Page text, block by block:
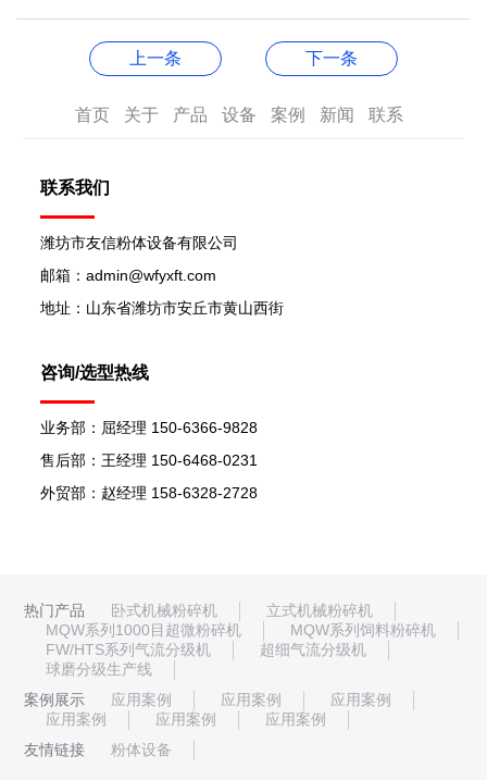
上一条 下一条
首页 关于 产品 设备 案例 新闻 联系
联系我们
潍坊市友信粉体设备有限公司
邮箱：admin@wfyxft.com
地址：山东省潍坊市安丘市黄山西街
咨询/选型热线
业务部：屈经理 150-6366-9828
售后部：王经理 150-6468-0231
外贸部：赵经理 158-6328-2728
热门产品 卧式机械粉碎机
立式机械粉碎机
MQW系列1000目超微粉碎机
MQW系列饲料粉碎机
FW/HTS系列气流分级机
超细气流分级机
球磨分级生产线
案例展示
应用案例 应用案例
应用案例
应用案例
应用案例
应用案例
友情链接
粉体设备